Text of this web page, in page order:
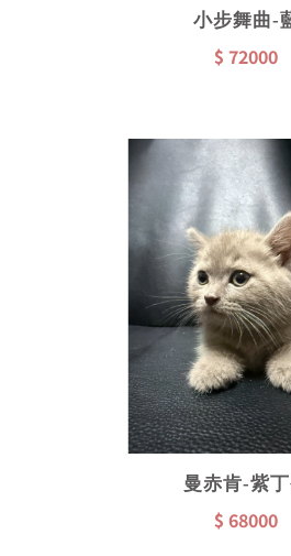
小步舞曲-
$ 72000
曼赤肯-紫
$ 68000